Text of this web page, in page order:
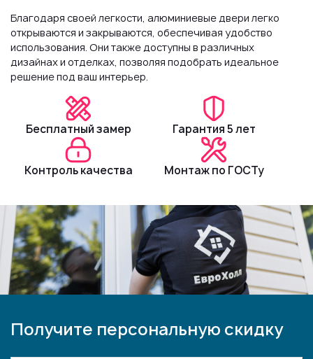
Благодаря своей легкости, алюминиевые двери легко
открываются и закрываются, обеспечивая удобство
использования. Они также доступны в различных
дизайнах и отделках, позволяя подобрать идеальное
решение под ваш интерьер.
Бесплатный замер Гарантия 5 лет
Контроль качества Монтаж по ГОСТу
Получите персональную скидку